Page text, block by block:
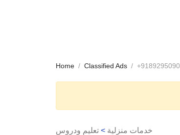
Home Classified Ads
خدمات منزلية > تعليم ودروس